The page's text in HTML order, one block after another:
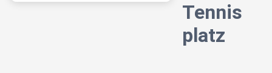
Tennis
platz